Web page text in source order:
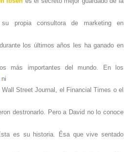
propia consultora de marketing en
los últimos años les ha ganado en
más importantes del mundo. En los
ni
Street Journal, el Financial Times o el
destronarlo. Pero a David no lo conoce
es su historia. Ésa que vive sentado